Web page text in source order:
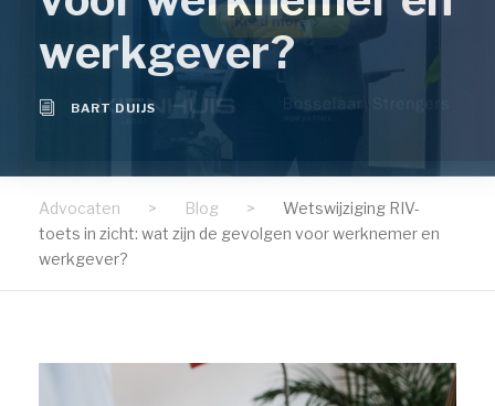
werkgever?
BART DUIJS
Advocaten > Blog >
Wetswijziging RIV-
toets in zicht: wat zijn de gevolgen voor werknemer en
werkgever?